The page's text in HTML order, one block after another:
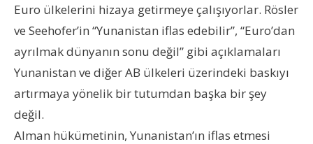
Euro ülkelerini hizaya getirmeye çalışıyorlar. Rösler
ve Seehofer’in “Yunanistan iflas edebilir”, “Euro’dan
ayrılmak dünyanın sonu değil” gibi açıklamaları
Yunanistan ve diğer AB ülkeleri üzerindeki baskıyı
artırmaya yönelik bir tutumdan başka bir şey
değil.
Alman hükümetinin, Yunanistan’ın iflas etmesi